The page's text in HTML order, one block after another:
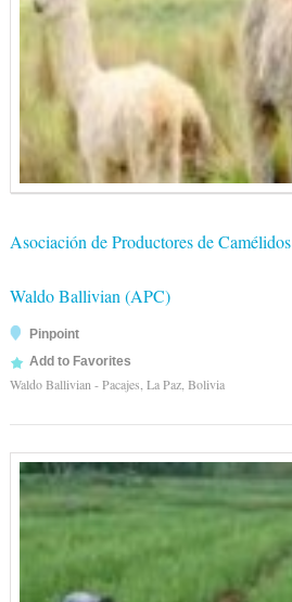
Asociación de Productores de Camélidos
Waldo Ballivian (APC)
Pinpoint
Add to Favorites
Waldo Ballivian - Pacajes, La Paz, Bolivia